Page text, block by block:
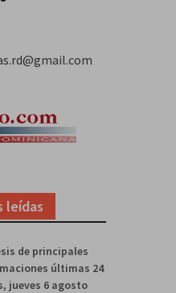
leídas
de principales
últimas 24
jueves 6 agosto